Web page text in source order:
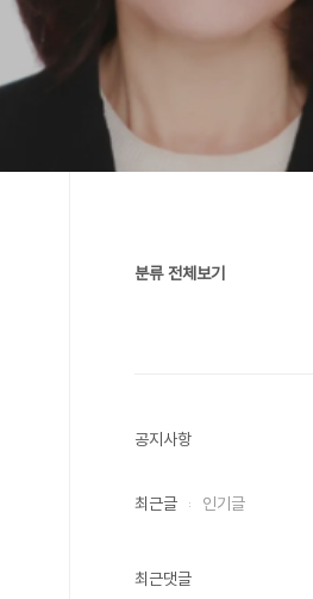
분류 전체보기
공지사항
최근글 인기글
최근댓글